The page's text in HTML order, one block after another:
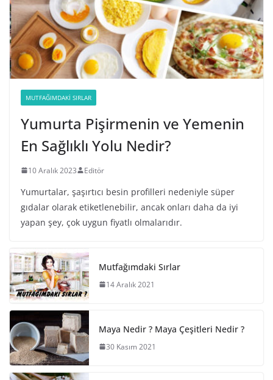
MUTFAĞIMDAKI SIRLAR
Yumurta Pişirmenin ve Yemenin
En Sağlıklı Yolu Nedir?
10 Aralık 2023 Editör
Yumurtalar, şaşırtıcı besin profilleri nedeniyle süper
gıdalar olarak etiketlenebilir, ancak onları daha da iyi
yapan şey, çok uygun fiyatlı olmalarıdır.
Mutfağımdaki Sırlar
14 Aralık 2021
Maya Nedir ? Maya Çeşitleri Nedir ?
30 Kasım 2021